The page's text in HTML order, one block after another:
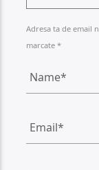
Adresa ta de email
marcate *